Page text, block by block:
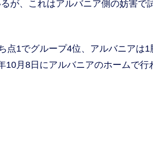
が、これはアルバニア側の妨害で
1でグループ4位、アルバニアは
月8日にアルバニアのホームで行